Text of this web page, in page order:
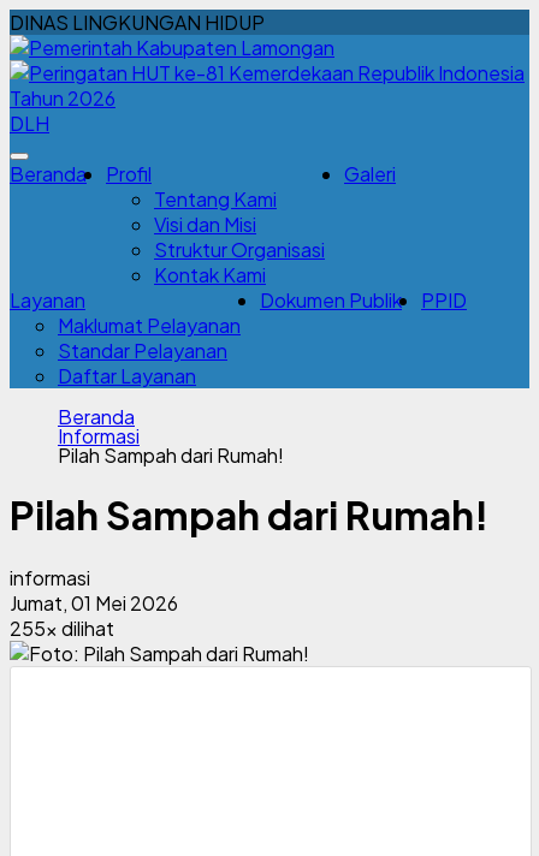
DINAS LINGKUNGAN HIDUP
DLH
Beranda
Profil
Tentang Kami
Visi dan Misi
Struktur Organisasi
Kontak Kami
Galeri
Layanan
Maklumat Pelayanan
Standar Pelayanan
Daftar Layanan
Dokumen Publik PPID
Beranda
Informasi
Pilah Sampah dari Rumah!
Pilah Sampah dari Rumah!
informasi
Jumat, 01 Mei 2026
255x dilihat